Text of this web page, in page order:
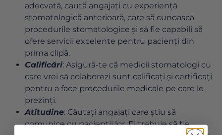
adecvată, caută angajați cu experiență
stomatologică anterioară, care să cunoască
procedurile stomatologice și să fie capabili să
ofere servicii excelente pentru pacienți din
prima clipă.
Calificări: Asigură-te că medicii stomatologi cu
care vrei să colaborezi sunt calificați și certificați
pentru a face procedurile medicale pe care le
prezinți.
Atitudine: Căutați angajați care știu să
comunice cu pacienții lor. Ei trebuie să fie